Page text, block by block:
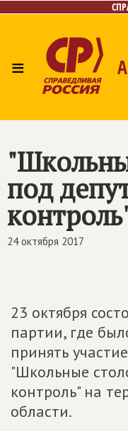
≡
под
24 октября 2017
23 октября
партии, где
принять
"Школьные
контроль" на
области.